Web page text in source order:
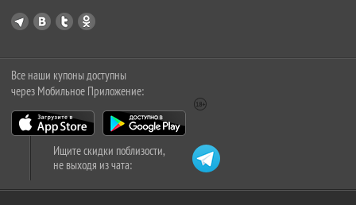
Все наши купоны доступны
через Мобильное Приложение:
Ищите скидки поблизости,
не выходя из чата: